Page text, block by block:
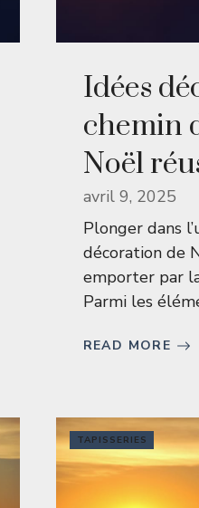
Idées
chemin
Noël
avril 9, 2025
Plonger dans
décoration de
emporter par
Parmi les
READ MORE
TAPISSERIES